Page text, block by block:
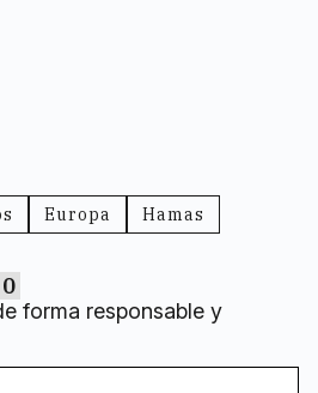
Europa Hamas
0
forma responsable y